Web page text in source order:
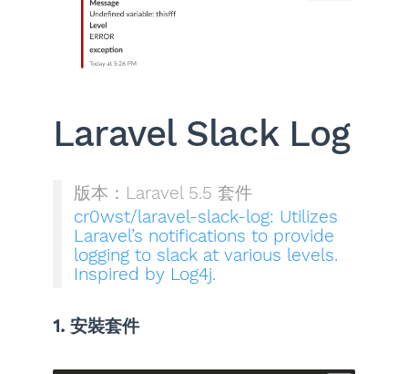
Laravel Slack Log
版本：Laravel 5.5 套件
cr0wst/laravel-slack-log: Utilizes
Laravel’s notifications to provide
logging to slack at various levels.
Inspired by Log4j.
1. 安裝套件